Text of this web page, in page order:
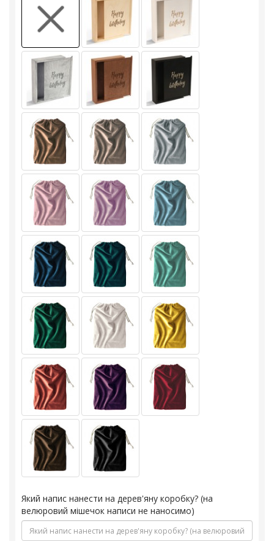
Який напис нанести на дерев'яну коробку? (на
велюровий мішечок написи не наносимо)